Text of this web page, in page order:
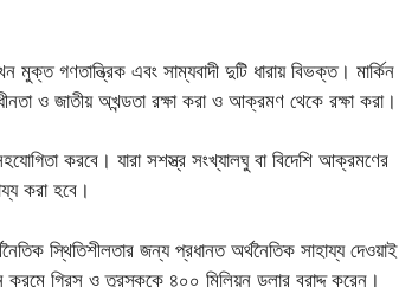
মুক্ত গণতান্ত্রিক এবং সাম্যবাদী দুটি ধারায় বিভক্ত। মার্কিন
ও জাতীয় অখন্ডতা রক্ষা করা ও আক্রমণ থেকে রক্ষা করা।
করবে। যারা সশস্ত্র সংখ্যালঘু বা বিদেশি আক্রমণের
করা হবে।
স্থিতিশীলতার জন্য প্রধানত অর্থনৈতিক সাহায্য দেওয়াই
ক্রমে গ্রিস ও তুরস্ককে ৪০০ মিলিয়ন ডলার বরাদ্দ করেন।